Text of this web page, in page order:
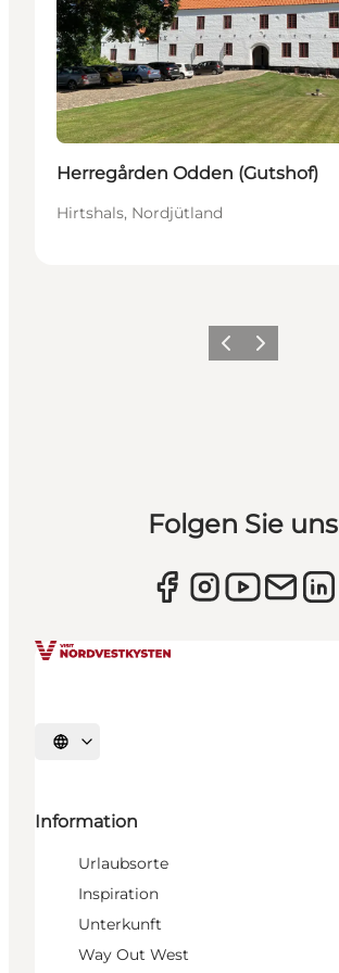
Herregården Odden (Gutshof)
Hirtshals, Nordjütland
ZurückWeiter
Folgen Sie uns
Sprache auswählen
Information
Urlaubsorte
Inspiration
Unterkunft
Way Out West